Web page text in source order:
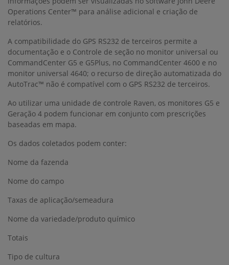
Operations Center™ para análise adicional e criação de
relatórios.
A compatibilidade do GPS RS232 de terceiros permite a
documentação e o Controle de seção no monitor universal ou
CommandCenter G5 e G5Plus, no CommandCenter 4600 e no
monitor universal 4640; o recurso de direção automatizada do
AutoTrac™ não é compatível com o GPS RS232 de terceiros.
Ao utilizar uma unidade de controle Raven, os monitores G5 e
Geração 4 podem funcionar em conjunto com prescrições
baseadas em mapa.
Os dados coletados podem conter:
Nome da fazenda
Nome do campo
Taxas de aplicação/semeadura
Nome da variedade/produto químico
Totais
Tipo de cultura